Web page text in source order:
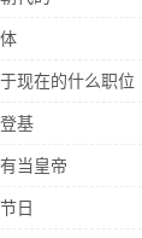
现在的什么职位
基
当皇帝
日